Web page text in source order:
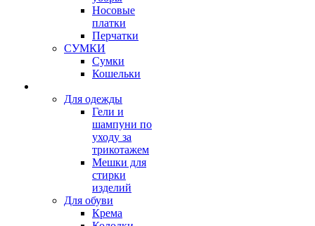
Носовые
платки
Перчатки
СУМКИ
Сумки
Кошельки
Для одежды
Гели и
шампуни по
уходу за
трикотажем
Мешки для
стирки
изделий
Для обуви
Крема